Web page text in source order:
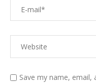
Save my name,